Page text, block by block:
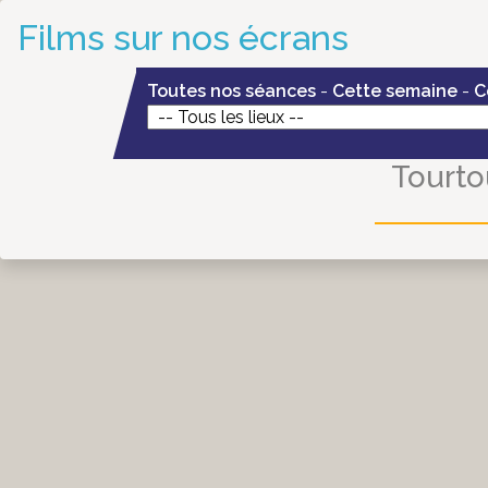
Films sur nos écrans
Toutes nos séances - Cette semaine -